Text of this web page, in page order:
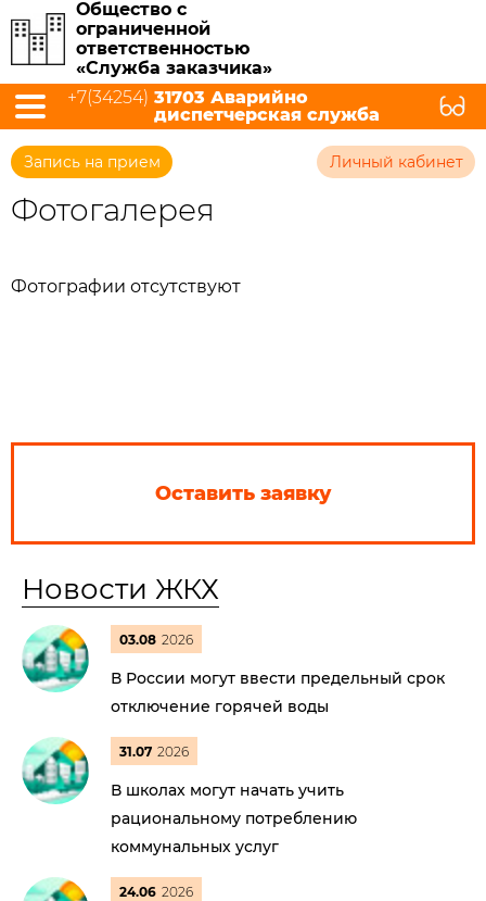
Общество с
ограниченной
ответственностью
«Служба заказчика»
+7(34254) 31703 Аварийно
диспетчерская служба
Запись на прием Личный кабинет
Фотогалерея
Фотографии отсутствуют
Оставить заявку
Новости ЖКХ
03.08 2026
В России могут ввести предельный срок
отключение горячей воды
31.07 2026
В школах могут начать учить
рациональному потреблению
коммунальных услуг
24.06 2026